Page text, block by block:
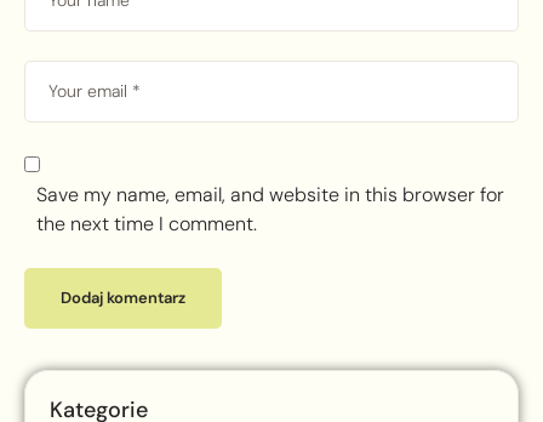
Save my name, email, and website in this browser for
the next time I comment.
Kategorie